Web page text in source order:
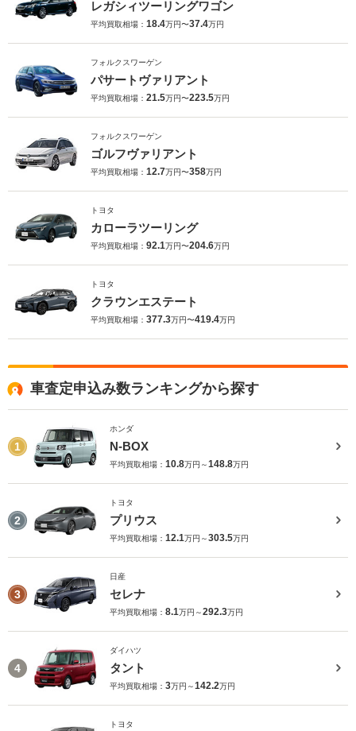
レガシィツーリングワゴン
平均買取相場： 18.4万円〜37.4万円
フォルクスワーゲン
パサートヴァリアント
平均買取相場： 21.5万円〜223.5万円
フォルクスワーゲン
ゴルフヴァリアント
平均買取相場： 12.7万円〜358万円
トヨタ
カローラツーリング
平均買取相場： 92.1万円〜204.6万円
トヨタ
クラウンエステート
平均買取相場： 377.3万円〜419.4万円
車査定申込み数ランキングから探す
1
ホンダ
N-BOX
平均買取相場： 10.8万円～148.8万円
2
トヨタ
プリウス
平均買取相場： 12.1万円～303.5万円
3
日産
セレナ
平均買取相場： 8.1万円～292.3万円
4
ダイハツ
タント
平均買取相場： 3万円～142.2万円
トヨタ